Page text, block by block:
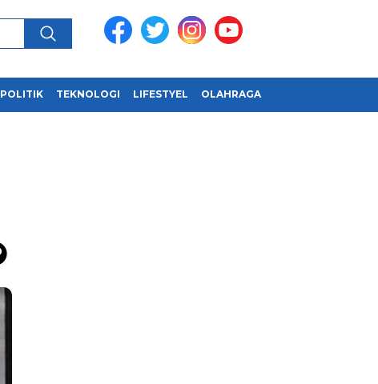
POLITIK TEKNOLOGI LIFESTYEL OLAHRAGA